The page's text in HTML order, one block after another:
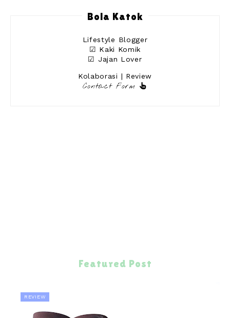
Bola Katok
Lifestyle Blogger
☑ Kaki Komik
☑ Jajan Lover
Kolaborasi | Review
Contact Form
Featured Post
REVIEW